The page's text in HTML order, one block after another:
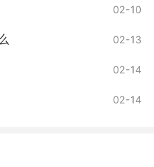
们要注重手镯的制作工
合考虑颜色、透明度、纹
要根据自己的经济实力和
翠手镯。在购买翡翠手镯
过这篇游戏攻略的介绍
02-10
02-13
02-14
02-14